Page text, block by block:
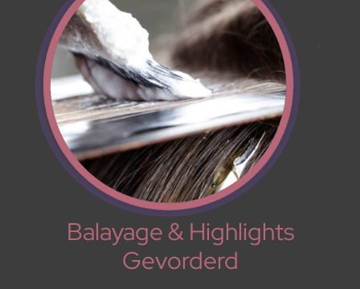
Balayage & Highlights
Gevorderd